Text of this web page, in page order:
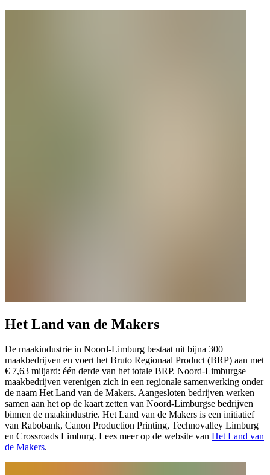
Het Land van de Makers
De maakindustrie in Noord-Limburg bestaat uit bijna 300
maakbedrijven en voert het Bruto Regionaal Product (BRP) aan met
€ 7,63 miljard: één derde van het totale BRP. Noord-Limburgse
maakbedrijven verenigen zich in een regionale samenwerking onder
de naam Het Land van de Makers. Aangesloten bedrijven werken
samen aan het op de kaart zetten van Noord-Limburgse bedrijven
binnen de maakindustrie. Het Land van de Makers is een initiatief
van Rabobank, Canon Production Printing, Technovalley Limburg
en Crossroads Limburg. Lees meer op de website van Het Land van
de Makers.